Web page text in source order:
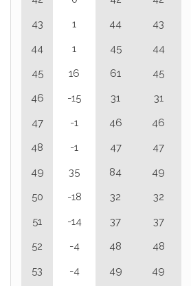
43 1 44 43
44 1 45 44
45 16 61 45
46 -15 31 31
47 -1 46 46
48 -1 47 47
49 35 84 49
50 -18 32 32
51 -14 37 37
52 -4 48 48
53 -4 49 49